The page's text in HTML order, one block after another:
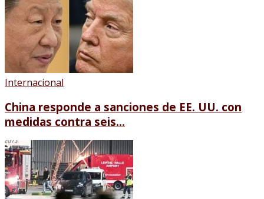
Internacional
China responde a sanciones de EE. UU. con
medidas contra seis...